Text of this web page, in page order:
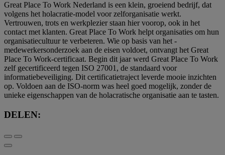
Great Place To Work Nederland is een klein, groeiend bedrijf, dat
volgens het holacratie-model voor zelforganisatie werkt.
Vertrouwen, trots en werkplezier staan hier voorop, ook in het
contact met klanten. Great Place To Work helpt organisaties om hun
organisatiecultuur te verbeteren. Wie op basis van het ­
medewerkersonderzoek aan de eisen voldoet, ontvangt het Great
Place To Work-certificaat. Begin dit jaar werd Great Place To Work
zelf gecertificeerd tegen ISO 27001, de standaard voor
informatiebeveiliging. Dit ­certificatietraject leverde mooie inzichten
op. Voldoen aan de ISO-norm was heel goed mogelijk, zonder de
unieke eigenschappen van de holacratische organisatie aan te tasten.
DELEN: